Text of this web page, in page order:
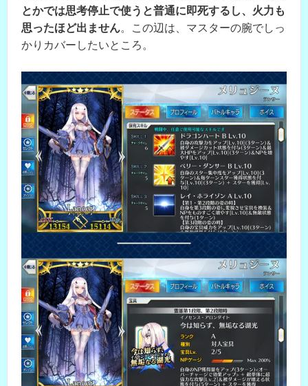
とかでは思考停止で使うと普通に即死するし、火力も
思ったほど出ません。この辺は、マスターの腕でしっ
かりカバーしたいところ。